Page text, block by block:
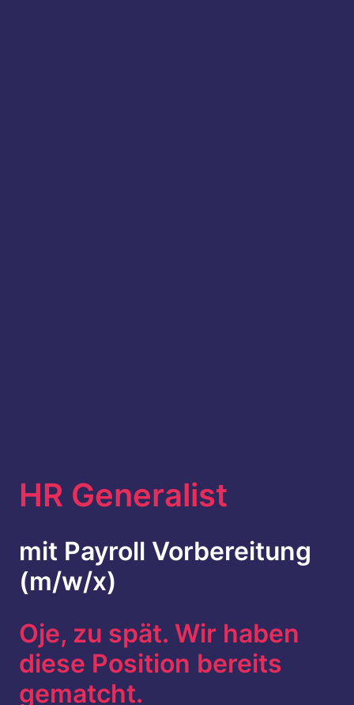
HR Generalist
mit Payroll Vorbereitung
(m/w/x)
Oje, zu spät. Wir haben
diese Position bereits
gematcht.